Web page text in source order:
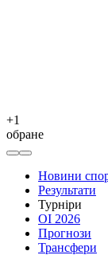
+1
обране
Новини
Результати
Турніри
ОІ 2026
Прогнози
Трансфери